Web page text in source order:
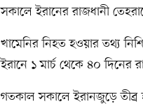
সকালে ইরানের রাজধানী
খামেনির নিহত হওয়ার তথ্য
ইরানে ১ মার্চ থেকে ৪০ দিনের
গতকাল সকালে ইরানজুড়ে তীব্র